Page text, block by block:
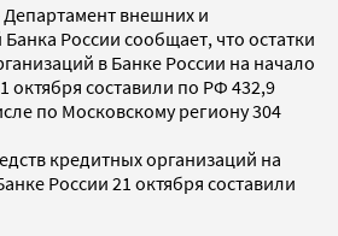
Департамент внешних и
России сообщает, что остатки
в Банке России на начало
октября составили по РФ 432,9
по Московскому региону 304
кредитных организаций на
России 21 октября составили